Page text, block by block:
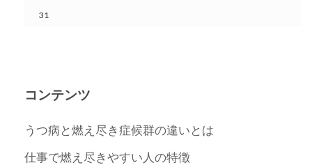
31
コンテンツ
うつ病と燃え尽き症候群の違いとは
仕事で燃え尽きやすい人の特徴